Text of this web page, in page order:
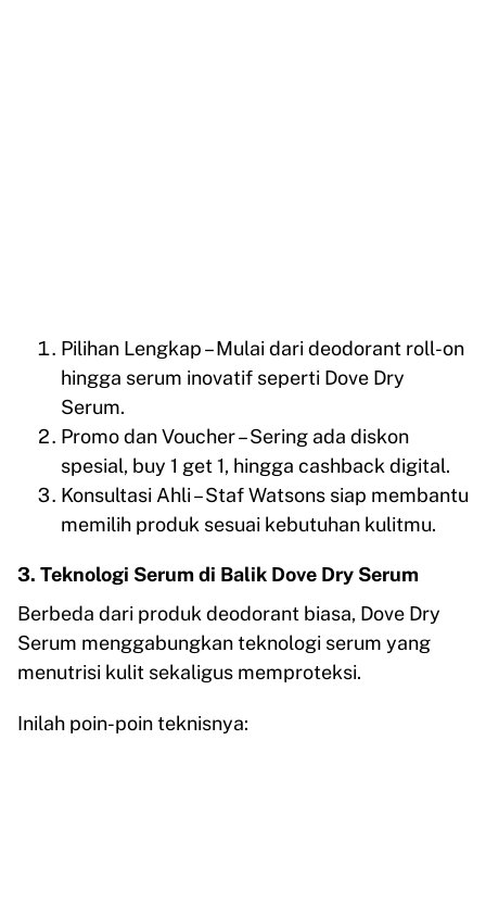
Pilihan Lengkap – Mulai dari deodorant roll-on
hingga serum inovatif seperti Dove Dry
Serum.
Promo dan Voucher – Sering ada diskon
spesial, buy 1 get 1, hingga cashback digital.
Konsultasi Ahli – Staf Watsons siap membantu
memilih produk sesuai kebutuhan kulitmu.
3. Teknologi Serum di Balik Dove Dry Serum
Berbeda dari produk deodorant biasa, Dove Dry
Serum menggabungkan teknologi serum yang
menutrisi kulit sekaligus memproteksi.
Inilah poin-poin teknisnya: